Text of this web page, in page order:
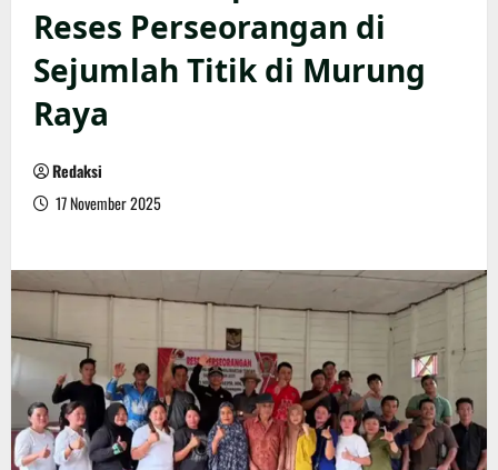
Reses Perseorangan di
Sejumlah Titik di Murung
Raya
Redaksi
17 November 2025